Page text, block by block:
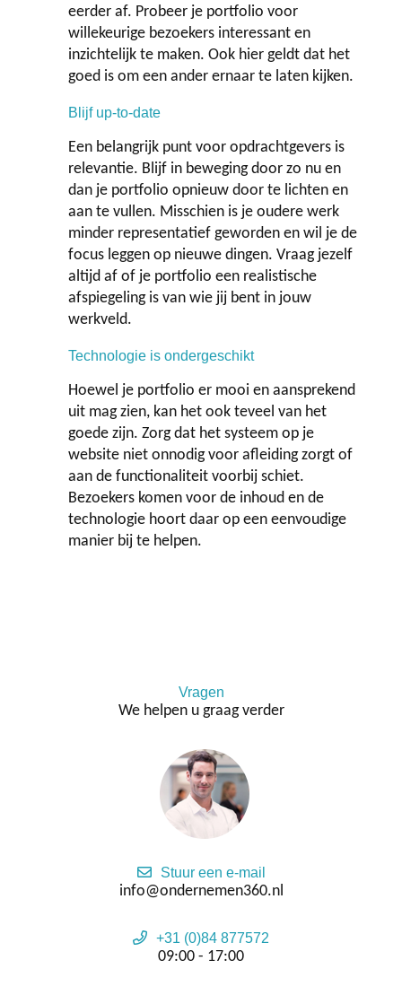
eerder af. Probeer je portfolio voor
willekeurige bezoekers interessant en
inzichtelijk te maken. Ook hier geldt dat het
goed is om een ander ernaar te laten kijken.
Blijf up-to-date
Een belangrijk punt voor opdrachtgevers is
relevantie. Blijf in beweging door zo nu en
dan je portfolio opnieuw door te lichten en
aan te vullen. Misschien is je oudere werk
minder representatief geworden en wil je de
focus leggen op nieuwe dingen. Vraag jezelf
altijd af of je portfolio een realistische
afspiegeling is van wie jij bent in jouw
werkveld.
Technologie is ondergeschikt
Hoewel je portfolio er mooi en aansprekend
uit mag zien, kan het ook teveel van het
goede zijn. Zorg dat het systeem op je
website niet onnodig voor afleiding zorgt of
aan de functionaliteit voorbij schiet.
Bezoekers komen voor de inhoud en de
technologie hoort daar op een eenvoudige
manier bij te helpen.
Vragen
We helpen u graag verder
Stuur een e-mail
info@ondernemen360.nl
+31 (0)84 877572
09:00 - 17:00